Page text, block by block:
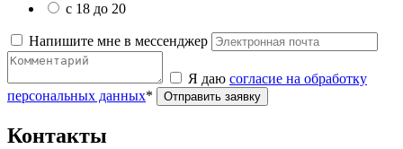
с 18 до 20
Напишите мне в мессенджер
Я даю согласие на обработку
персональных данных* Отправить заявку
Контакты